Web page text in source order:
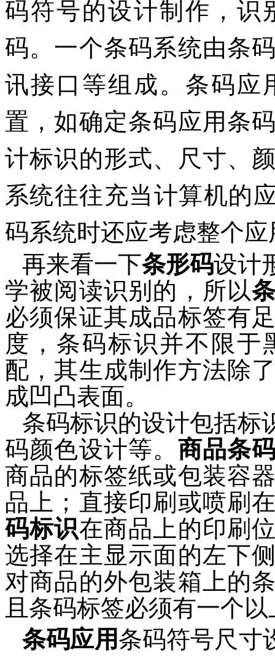
码符号的设计制作，识
码。一个条码系统由条
讯接口等组成。条码应
置，如确定条码应用条
计标识的形式、尺寸、
系统往往充当计算机的
码系统时还应考虑整个
再来看一下条形码设计
学被阅读识别的，所以
必须保证其成品标签有
度，条码标识并不限于
配，其生成制作方法除
成凹凸表面。
条码标识的设计包括标
码颜色设计等。 商品条
商品的标签纸或包装容
品上；直接印刷或喷刷
码标识在商品上的印刷
选择在主显示面的左下
对商品的外包装箱上的
且条码标签必须有一个以
条码应用条码符号尺寸